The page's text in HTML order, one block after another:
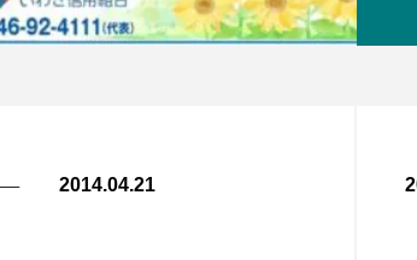
2014.04.21